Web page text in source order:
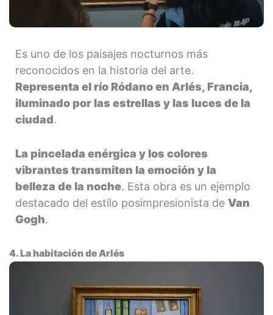
Es uno de los paisajes nocturnos más
reconocidos en la historia del arte.
Representa el río Ródano en Arlés, Francia,
iluminado por las estrellas y las luces de la
ciudad.
La pincelada enérgica y los colores
vibrantes transmiten la emoción y la
belleza de la noche. Esta obra es un ejemplo
destacado del estilo posimpresionista de Van
Gogh.
4. La habitación de Arlés